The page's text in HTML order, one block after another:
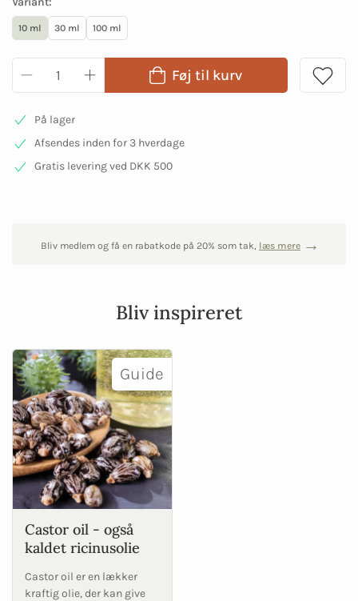
10 ml 30 ml 100 ml
Føj til kurv
På lager
Afsendes inden for 3 hverdage
Gratis levering ved DKK 500
Bliv medlem og få en rabatkode på 20% som tak, læs mere
Bliv inspireret
Guide
Castor oil - også
kaldet ricinusolie
Castor oil er en lækker
kraftig olie, der kan give